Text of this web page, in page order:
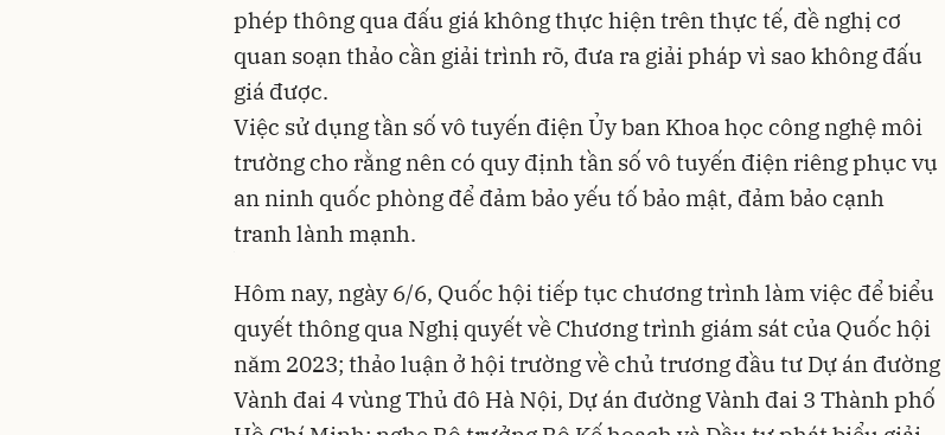
phép thông qua đấu giá không thực hiện trên thực tế, đề nghị cơ
quan soạn thảo cần giải trình rõ, đưa ra giải pháp vì sao không đấu
giá được.
Việc sử dụng tần số vô tuyến điện Ủy ban Khoa học công nghệ môi
trường cho rằng nên có quy định tần số vô tuyến điện riêng phục vụ
an ninh quốc phòng để đảm bảo yếu tố bảo mật, đảm bảo cạnh
tranh lành mạnh.
Hôm nay, ngày 6/6, Quốc hội tiếp tục chương trình làm việc để biểu
quyết thông qua Nghị quyết về Chương trình giám sát của Quốc hội
năm 2023; thảo luận ở hội trường về chủ trương đầu tư Dự án đường
Vành đai 4 vùng Thủ đô Hà Nội, Dự án đường Vành đai 3 Thành phố